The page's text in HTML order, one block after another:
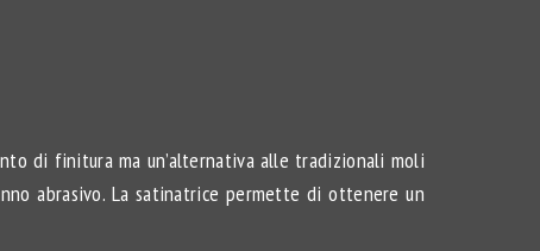
di finitura ma un’alternativa alle tradizionali moli
abrasivo. La satinatrice permette di ottenere un